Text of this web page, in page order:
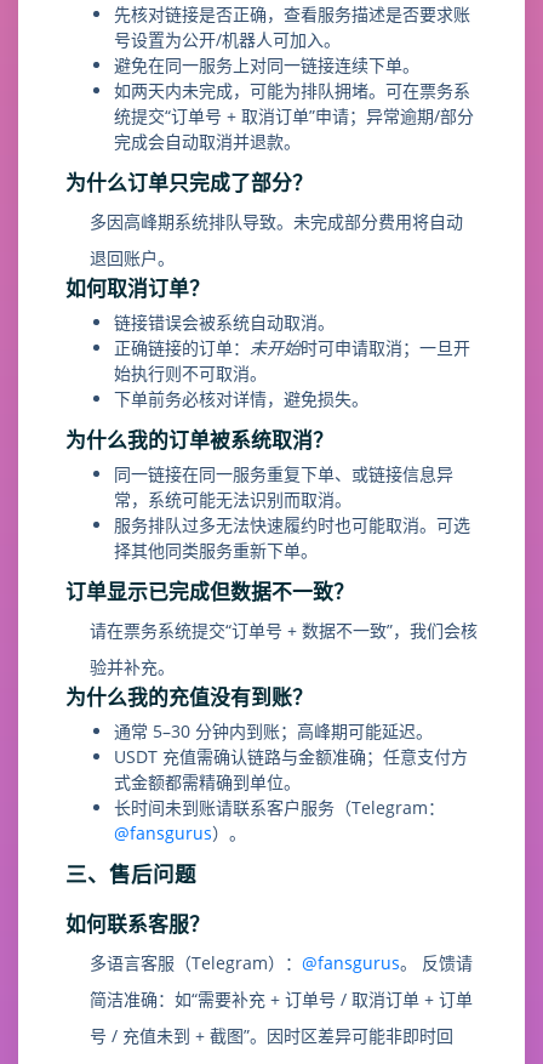
先核对链接是否正确，查看服务描述是否要求账
号设置为公开/机器人可加入。
避免在同一服务上对同一链接连续下单。
如两天内未完成，可能为排队拥堵。可在票务系
统提交“订单号 + 取消订单”申请；异常逾期/部分
完成会自动取消并退款。
为什么订单只完成了部分？
多因高峰期系统排队导致。未完成部分费用将自动
退回账户。
如何取消订单？
链接错误会被系统自动取消。
正确链接的订单： 未开始时可申请取消；一旦开
始执行则不可取消。
下单前务必核对详情，避免损失。
为什么我的订单被系统取消？
同一链接在同一服务重复下单、或链接信息异
常，系统可能无法识别而取消。
服务排队过多无法快速履约时也可能取消。可选
择其他同类服务重新下单。
订单显示已完成但数据不一致？
请在票务系统提交“订单号 + 数据不一致”，我们会核
验并补充。
为什么我的充值没有到账？
通常 5–30 分钟内到账；高峰期可能延迟。
USDT 充值需确认链路与金额准确；任意支付方
式金额都需精确到单位。
长时间未到账请联系客户服务（Telegram：
@fansgurus）。
三、售后问题
如何联系客服？
多语言客服（Telegram）： @fansgurus。 反馈请
简洁准确：如“需要补充 + 订单号 / 取消订单 + 订单
号 / 充值未到 + 截图”。因时区差异可能非即时回